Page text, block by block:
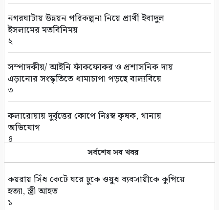
নগরঘাটায় উন্নয়ন পরিকল্পনা নিয়ে প্রার্থী ইবাদুল
ইসলামের মতবিনিময়
২
সম্পাদকীয়/ আইনি ফাঁকফোকর ও প্রশাসনিক দায়
এড়ানোর সংস্কৃতিতে ধামাচাপা পড়ছে বাল্যবিয়ে
৩
কলারোয়ায় দুর্বৃত্তের কোপে নিঃস্ব কৃষক, থানায়
অভিযোগ
৪
সড়ক পথে চাঁদাবাজি বন্ধে সর্বোচ্চ কঠোর অবস্থান:
বাস ও ট্রাক মালিক সমিতির সাথে জেলা পুলিশের
মতবিনিময়
৫
সর্বশেষ সব খবর
কয়রায় সিঁধ কেটে ঘরে ঢুকে ওষুধ ব্যবসায়ীকে কুপিয়ে
হত্যা, স্ত্রী আহত
১